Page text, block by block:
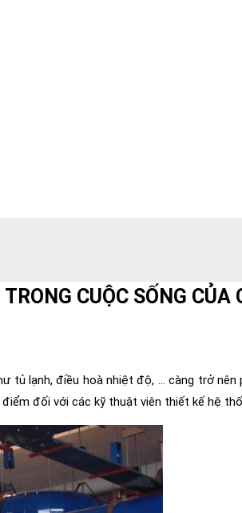
CUỘC SỐNG CỦA
tủ lạnh, điều hoà nhiệt độ, … càng trở nên
đối với các kỹ thuật viên thiết kế hệ